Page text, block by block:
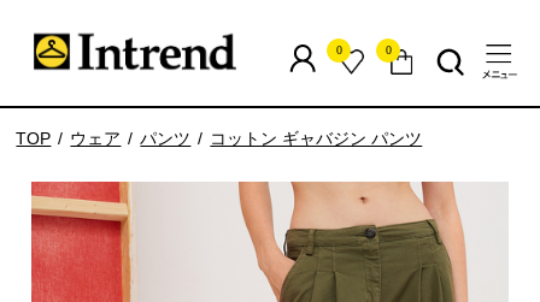
0 0
TOP ウェア パンツ コットン ギャバジン パンツ